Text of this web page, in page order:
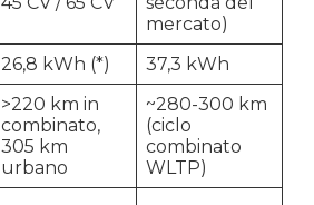
mercato)
26,8 kWh (*) 37,3 kWh
>220 km in
combinato,
305 km
urbano
~280-300 km
(ciclo
combinato
WLTP)